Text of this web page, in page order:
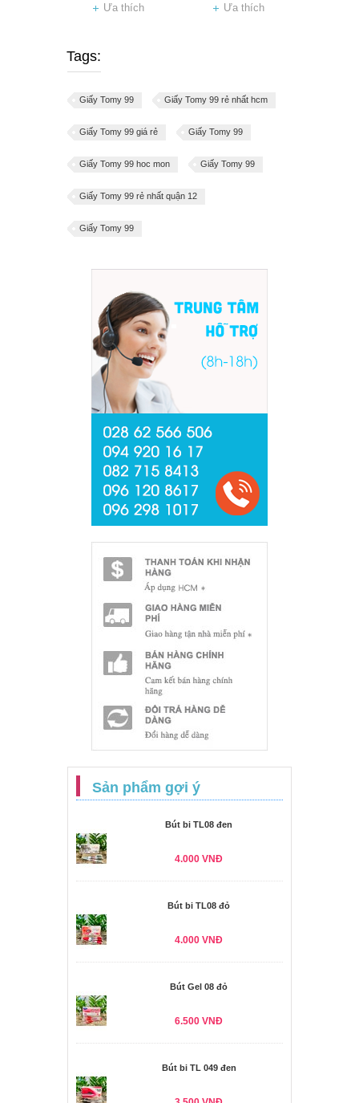
Ưa thích Ưa thích
Tags:
Giấy Tomy 99 Giấy Tomy 99 rẻ nhất hcm
Giấy Tomy 99 giá rẻ Giấy Tomy 99
Giấy Tomy 99 hoc mon Giấy Tomy 99
Giấy Tomy 99 rẻ nhất quận 12
Giấy Tomy 99
Sản phẩm gợi ý
Bút bi TL08 đen
4.000 VNĐ
Bút bi TL08 đỏ
4.000 VNĐ
Bút Gel 08 đỏ
6.500 VNĐ
Bút bi TL 049 đen